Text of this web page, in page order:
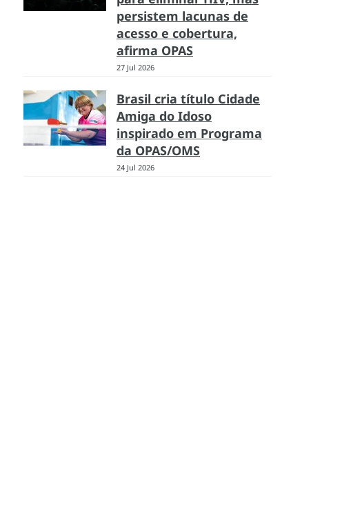
persistem lacunas de
acesso e cobertura,
afirma OPAS
27 Jul 2026
Brasil cria título Cidade
Amiga do Idoso
inspirado em Programa
da OPAS/OMS
24 Jul 2026